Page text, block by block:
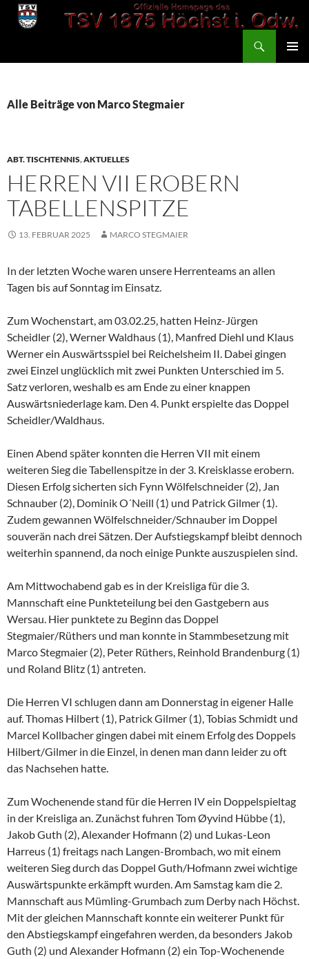
Zum
Inhalt
Alle Beiträge von Marco Stegmaier
ABT. TISCHTENNIS,AKTUELLES
HERREN VII EROBERN
TABELLENSPITZE
13. FEBRUAR 2025 MARCO STEGMAIER
In der letzten Woche waren unsere Herrenteams an allen
Tagen bis auf Sonntag im Einsatz.
Zum Wochenstart, am 03.02.25, hatten Heinz-Jürgen
Scheidler (2), Werner Waldhaus (1), Manfred Diehl und Klaus
Werner ein Auswärtsspiel bei Reichelsheim II. Dabei gingen
zwei Einzel unglücklich mit zwei Punkten Unterschied im 5.
Satz verloren, weshalb es am Ende zu einer knappen
Auswärtsniederlage kam. Den 4. Punkt erspielte das Doppel
Scheidler/Waldhaus.
Einen Abend später konnten die Herren VII mit einem
weiteren Sieg die Tabellenspitze in der 3. Kreisklasse erobern.
Diesen Erfolg sicherten sich Fynn Wölfelschneider (2), Jan
Schnauber (2), Dominik O´Neill (1) und Patrick Gilmer (1).
Zudem gewannen Wölfelschneider/Schnauber im Doppel
souverän nach drei Sätzen. Der Aufstiegskampf bleibt dennoch
weiterhin spannend, da noch einige Punkte auszuspielen sind.
Am Mittwochabend gab es in der Kreisliga für die 3.
Mannschaft eine Punkteteilung bei den Gastgebern aus
Wersau. Hier punktete zu Beginn das Doppel
Stegmaier/Rüthers und man konnte in Stammbesetzung mit
Marco Stegmaier (2), Peter Rüthers, Reinhold Brandenburg (1)
und Roland Blitz (1) antreten.
Die Herren VI schlugen dann am Donnerstag in eigener Halle
auf. Thomas Hilbert (1), Patrick Gilmer (1), Tobias Schmidt und
Marcel Kollbacher gingen dabei mit einem Erfolg des Doppels
Hilbert/Gilmer in die Einzel, in denen man dann leider zu oft
das Nachsehen hatte.
Zum Wochenende stand für die Herren IV ein Doppelspieltag
in der Kreisliga an. Zunächst fuhren Tom Øyvind Hübbe (1),
Jakob Guth (2), Alexander Hofmann (2) und Lukas-Leon
Harreus (1) freitags nach Langen-Brombach, wo mit einem
weiteren Sieg durch das Doppel Guth/Hofmann zwei wichtige
Auswärtspunkte erkämpft wurden. Am Samstag kam die 2.
Mannschaft aus Mümling-Grumbach zum Derby nach Höchst.
Mit der gleichen Mannschaft konnte ein weiterer Punkt für
den Abstiegskampf eingefahren werden, da besonders Jakob
Guth (2) und Alexander Hofmann (2) ein Top-Wochenende